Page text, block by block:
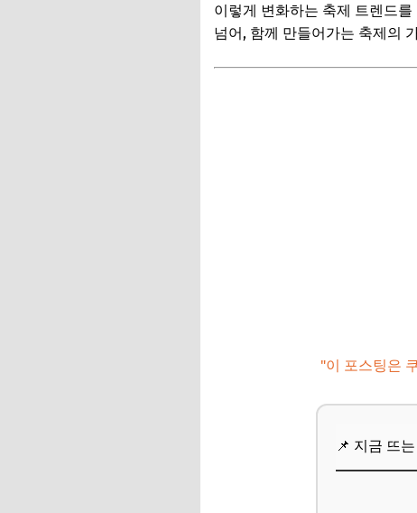
입맛을 돋우는 지역
축제 속 숨겨진 무료
추가할인 코드 WRVE6
Q. 무료 이벤트는 어
Q. 반려동물과 함께
이렇게 변화하는 축제 트렌드
넘어, 함께 만들어가는 축제의
"이 포스팅은
📌 지금 뜨